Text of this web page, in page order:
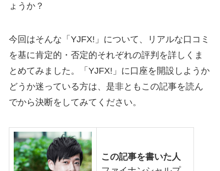
ょうか？
今回はそんな「YJFX!」について、リアルな口コミ
を基に肯定的・否定的それぞれの評判を詳しくま
とめてみました。「YJFX!」に口座を開設しようか
どうか迷っている方は、是非ともこの記事を読ん
でから決断をしてみてください。
この記事を書いた人